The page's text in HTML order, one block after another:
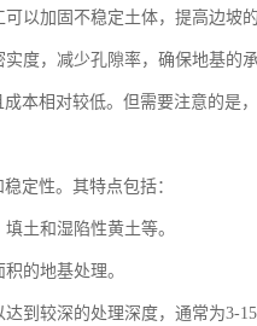
以加固不稳定土体，提高边坡
度，减少孔隙率，确保地基的
本相对较低。但需要注意的是
定性。其特点包括：
土和湿陷性黄土等。
的地基处理。
到较深的处理深度，通常为3-15